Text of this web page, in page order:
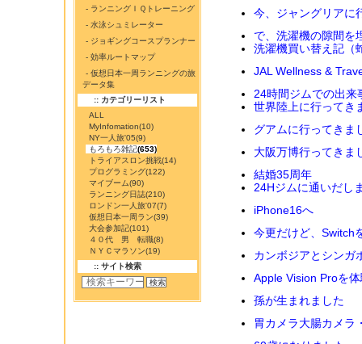
- ランニングＩＱトレーニング
- 水泳シュミレーター
- ジョギングコースプランナー
- 効率ルートマップ
- 仮想日本一周ランニングの旅
データ集
:: カテゴリーリスト
ALL
MyInfomation(10)
NY一人旅'05(9)
もろもろ雑記(653)
トライアスロン挑戦(14)
プログラミング(122)
マイブーム(90)
ランニング日誌(210)
ロンドン一人旅'07(7)
仮想日本一周ラン(39)
大会参加記(101)
４０代 男 転職(8)
ＮＹＣマラソン(19)
:: サイト検索
今、ジャングリアに
で、洗濯機の隙間を
洗濯機買い替え記（
JAL Wellness &
24時間ジムでの出来
世界陸上に行ってき
グアムに行ってきま
大阪万博行ってきま
結婚35周年
24Hジムに通いだし
iPhone16へ
今更だけど、Switch
カンボジアとシンガ
Apple Vision Proを
孫が生まれました
胃カメラ大腸カメラ